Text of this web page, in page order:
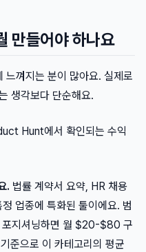
만들어야 하나요
느껴지는 분이 많아요. 실제로
생각보다 단순해요.
Hunt에서 확인되는 수익
. 법률 계약서 요약, HR 채용
업종에 특화된 툴이에요. 범
포지셔닝하면 월 $20-$80 구
준으로 이 카테고리의 평균